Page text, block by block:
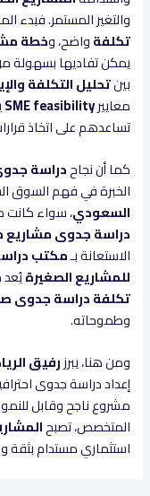
والتغير المستمر. فبدء
تكلفةواضح، وخطة
يمكن تفاديها بسهولة
بينتحليل التكلفة
معاييرSME feasibility
تساعدهم على اتخاذ
كما أن نجاحدراسة
الخبرة في فهم السوق
السعودي، سواء كانت
دراسة جدوى مشاريع
الاستعانة بـمكتب
للمشاريع الصغيرةيُعد
تكلفة دراسة جدوى
وطموحاته.
ومن هنا، يبرزرفيق
إعداد دراسة جدوى
مشروع ناجح وقابل
المتخصص، تصبح
استثماري مستدام